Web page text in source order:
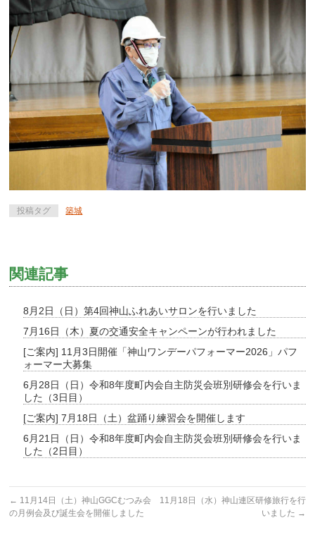
投稿タグ 築城
関連記事
8月2日（日）第4回神山ふれあいサロンを行いました
7月16日（木）夏の交通安全キャンペーンが行われました
[ご案内] 11月3日開催「神山ワンデーパフォーマー2026」パフ
ォーマー大募集
6月28日（日）令和8年度町内会自主防災会班別研修会を行いま
した（3日目）
[ご案内] 7月18日（土）盆踊り練習会を開催します
6月21日（日）令和8年度町内会自主防災会班別研修会を行いま
した（2日目）
← 11月14日（土）神山GGCむつみ会
の月例会及び誕生会を開催しました
11月18日（水）神山連区研修旅行を行
いました →